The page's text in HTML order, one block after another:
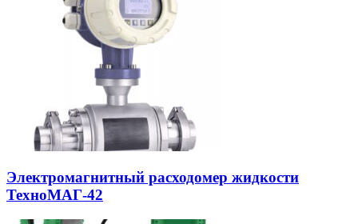
Электромагнитный расходомер жидкости
ТехноМАГ-42